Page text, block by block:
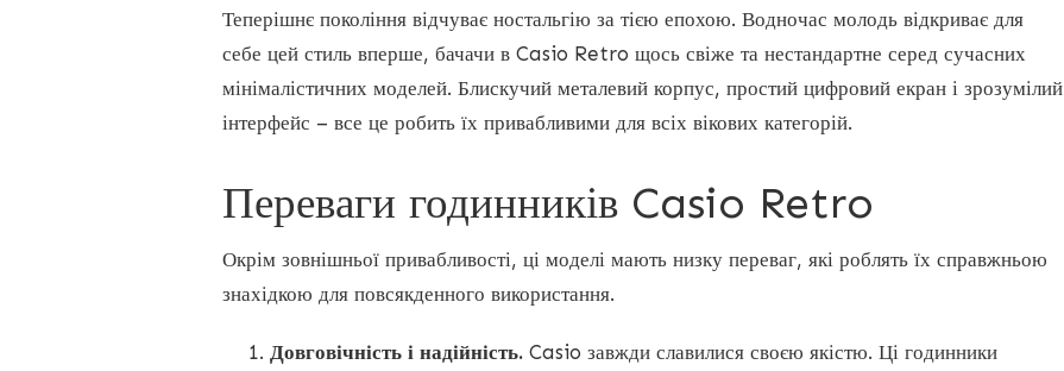
Теперішнє покоління відчуває ностальгію за тією епохою. Водночас молодь відкриває для
себе цей стиль вперше, бачачи в Casio Retro щось свіже та нестандартне серед сучасних
мінімалістичних моделей. Блискучий металевий корпус, простий цифровий екран і зрозумілий
інтерфейс – все це робить їх привабливими для всіх вікових категорій.
Переваги годинників Casio Retro
Окрім зовнішньої привабливості, ці моделі мають низку переваг, які роблять їх справжньою
знахідкою для повсякденного використання.
Довговічність і надійність. Casio завжди славилися своєю якістю. Ці годинники